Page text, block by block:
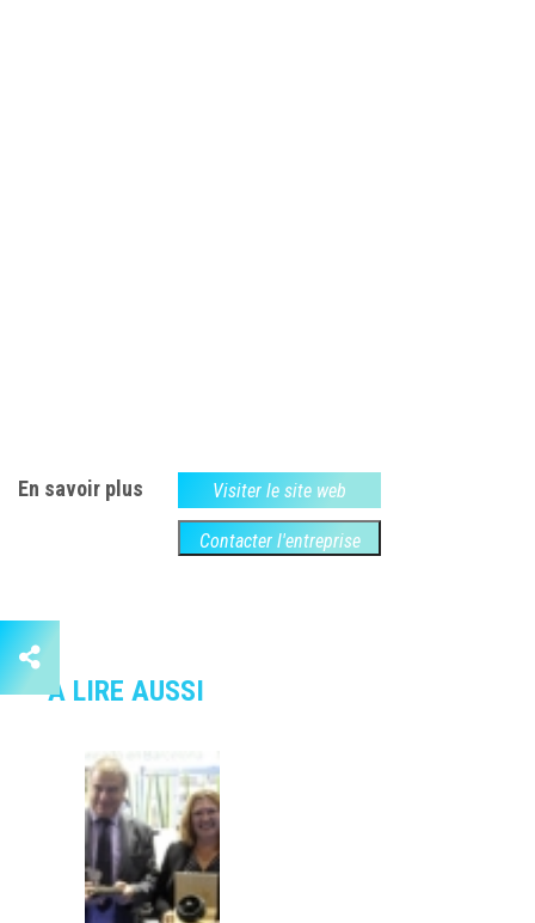
En savoir plus Visiter le site web
Contacter l'entreprise
À LIRE AUSSI